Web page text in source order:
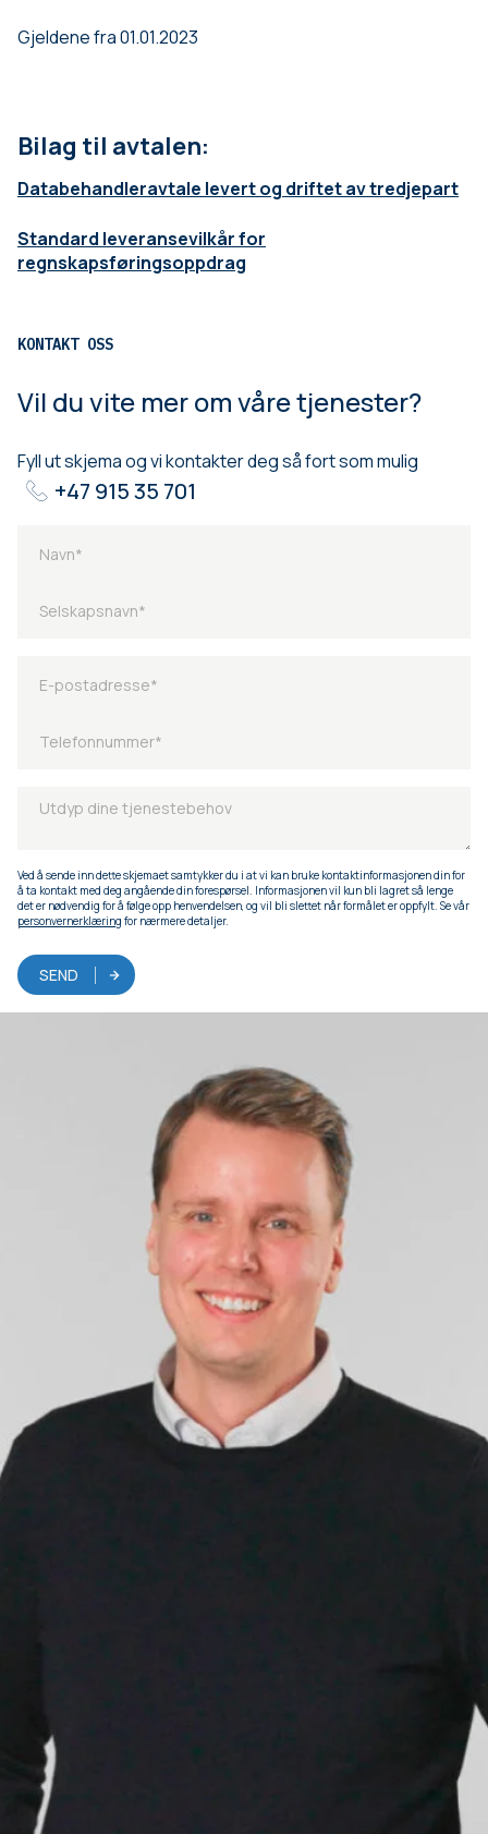
Gjeldene fra 01.01.2023
Bilag til avtalen:
Databehandleravtale levert og driftet av tredjepart
Standard leveransevilkår for
regnskapsføringsoppdrag
KONTAKT OSS
Vil du vite mer om våre tjenester?
Fyll ut skjema og vi kontakter deg så fort som mulig
+47 915 35 701
Ved å sende inn dette skjemaet samtykker du i at vi kan bruke kontaktinformasjonen din for
å ta kontakt med deg angående din forespørsel. Informasjonen vil kun bli lagret så lenge
det er nødvendig for å følge opp henvendelsen, og vil bli slettet når formålet er oppfylt. Se vår
personvernerklæring for nærmere detaljer.